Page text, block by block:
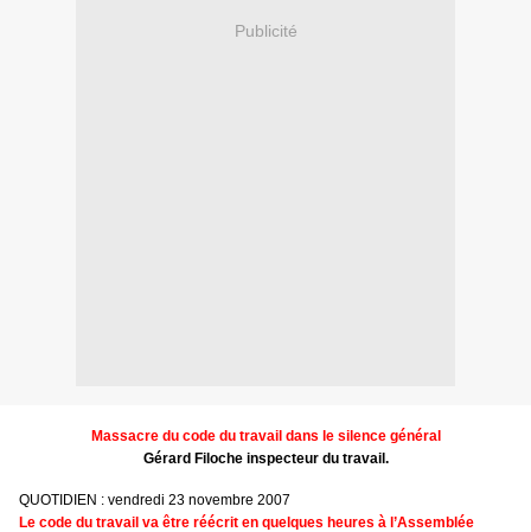
Publicité
Massacre du code du travail dans le silence général
Gérard Filoche inspecteur du travail.
QUOTIDIEN : vendredi 23 novembre 2007
Le code du travail va être réécrit en quelques heures à l’Assemblée